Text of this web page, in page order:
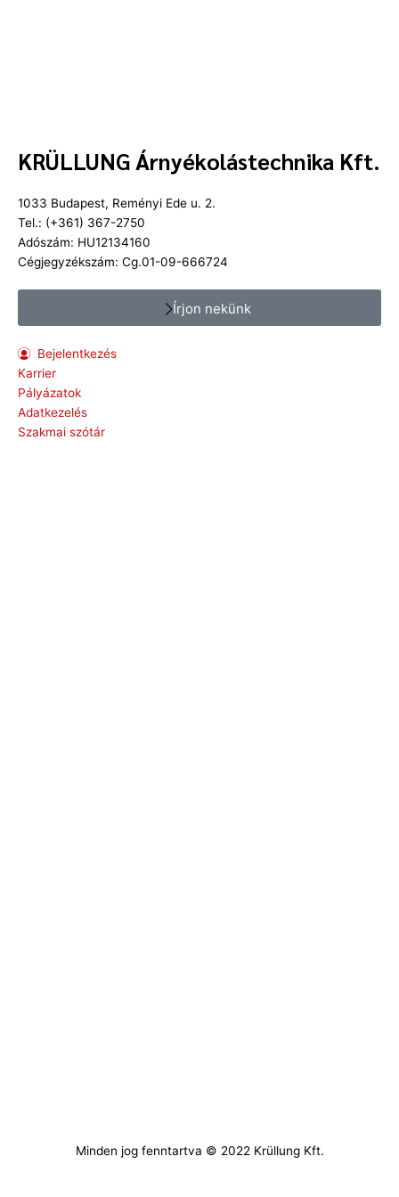
KRÜLLUNG Árnyékolástechnika Kft.
1033 Budapest, Reményi Ede u. 2.
Tel.: (+361) 367-2750
Adószám: HU12134160
Cégjegyzékszám: Cg.01-09-666724
Írjon nekünk
Bejelentkezés
Karrier
Pályázatok
Adatkezelés
Szakmai szótár
Minden jog fenntartva © 2022 Krüllung Kft.